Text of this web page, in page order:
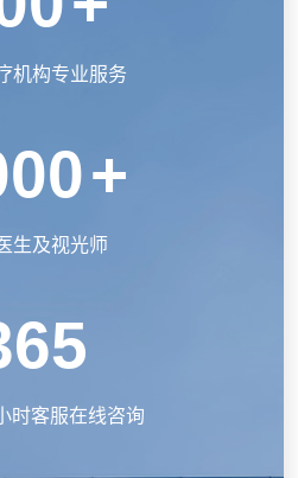
机构专业服务
+
生及视光师
时客服在线咨询